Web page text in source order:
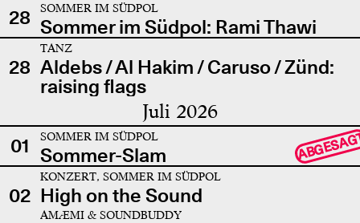
28
SOMMER IM SÜDPOL
Sommer im Südpol: Rami Thawi
28
TANZ
Aldebs / Al Hakim / Caruso / Zünd:
raising flags
Juli 2026
01 SOMMER IM SÜDPOL
Sommer-Slam
02
KONZERT, SOMMER IM SÜDPOL
High on the Sound
AMÆMI & SOUNDBUDDY